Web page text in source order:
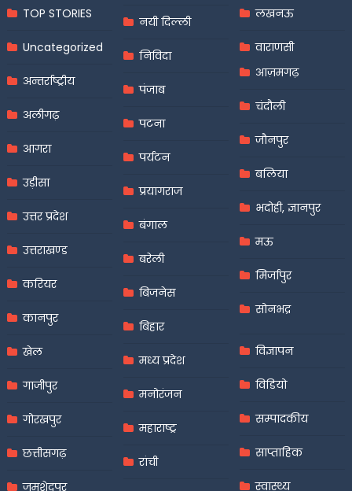
TOP STORIES
Uncategorized
अन्तर्राष्ट्रीय
अलीगढ़
आगरा
उड़ीसा
उत्तर प्रदेश
उत्तराखण्ड
करियर
कानपुर
खेल
गाजीपुर
गोरखपुर
छत्तीसगढ़
जमशेदपुर
नयी दिल्ली
निविदा
पंजाब
पटना
पर्यटन
प्रयागराज
बंगाल
बरेली
बिजनेस
बिहार
मध्य प्रदेश
मनोरंजन
महाराष्ट्र
रांची
लखनऊ
वाराणसी
आज़मगढ़
चंदौली
जौनपुर
बलिया
भदोही, ज्ञानपुर
मऊ
मिर्जापुर
सोनभद्र
विज्ञापन
विडियो
सम्पादकीय
साप्ताहिक
स्वास्थ्य